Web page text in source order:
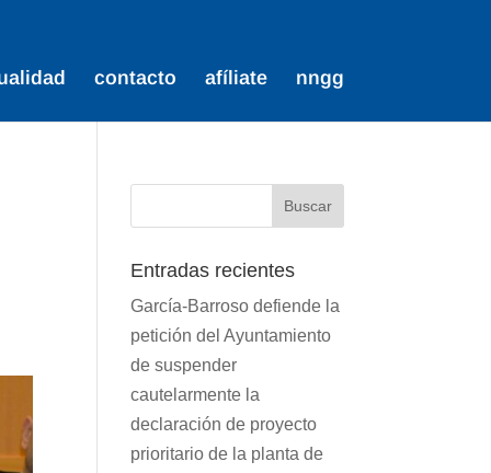
contacto afíliate nngg
Entradas recientes
García-Barroso defiende la
petición del Ayuntamiento
de suspender
cautelarmente la
declaración de proyecto
prioritario de la planta de